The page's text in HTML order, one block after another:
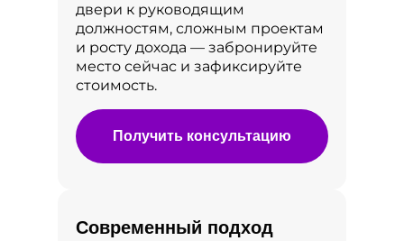
двери к руководящим
должностям, сложным проектам
и росту дохода — забронируйте
место сейчас и зафиксируйте
стоимость.
Получить консультацию
Современный подход